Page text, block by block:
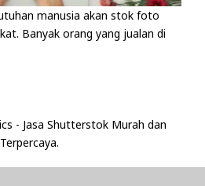
manusia akan stok foto
Banyak orang yang jualan di
- Jasa Shutterstok Murah dan
Terpercaya.